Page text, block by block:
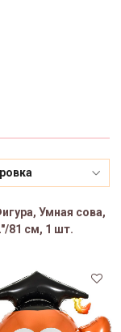
Умная сова,
81 см, 1 шт.